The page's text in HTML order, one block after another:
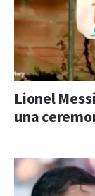
Lionel
una